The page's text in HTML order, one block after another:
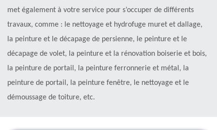
met également à votre service pour s’occuper de différents
travaux, comme : le nettoyage et hydrofuge muret et dallage,
la peinture et le décapage de persienne, le peinture et le
décapage de volet, la peinture et la rénovation boiserie et bois,
la peinture de portail, la peinture ferronnerie et métal, la
peinture de portail, la peinture fenêtre, le nettoyage et le
démoussage de toiture, etc.